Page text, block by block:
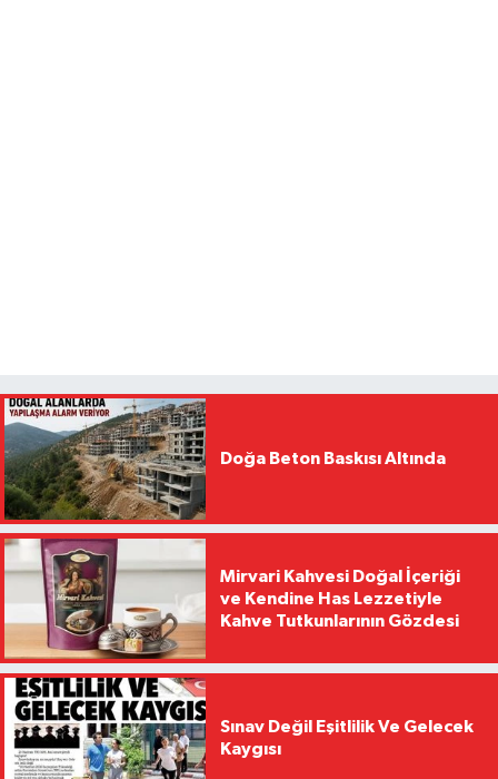
Doğa Beton Baskısı Altında
Mirvari Kahvesi Doğal İçeriği
ve Kendine Has Lezzetiyle
Kahve Tutkunlarının Gözdesi
Sınav Değil Eşitlilik Ve Gelecek
Kaygısı